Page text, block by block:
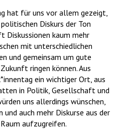
hat für uns vor allem gezeigt,
Diskurs der Ton
Diskussionen kaum mehr
mit unterschiedlichen
und gemeinsam um gute
ringen können. Aus
ein wichtiger Ort, aus
in Politik, Gesellschaft und
uns allerdings wünschen,
auch mehr Diskurse aus der
aufzugreifen.